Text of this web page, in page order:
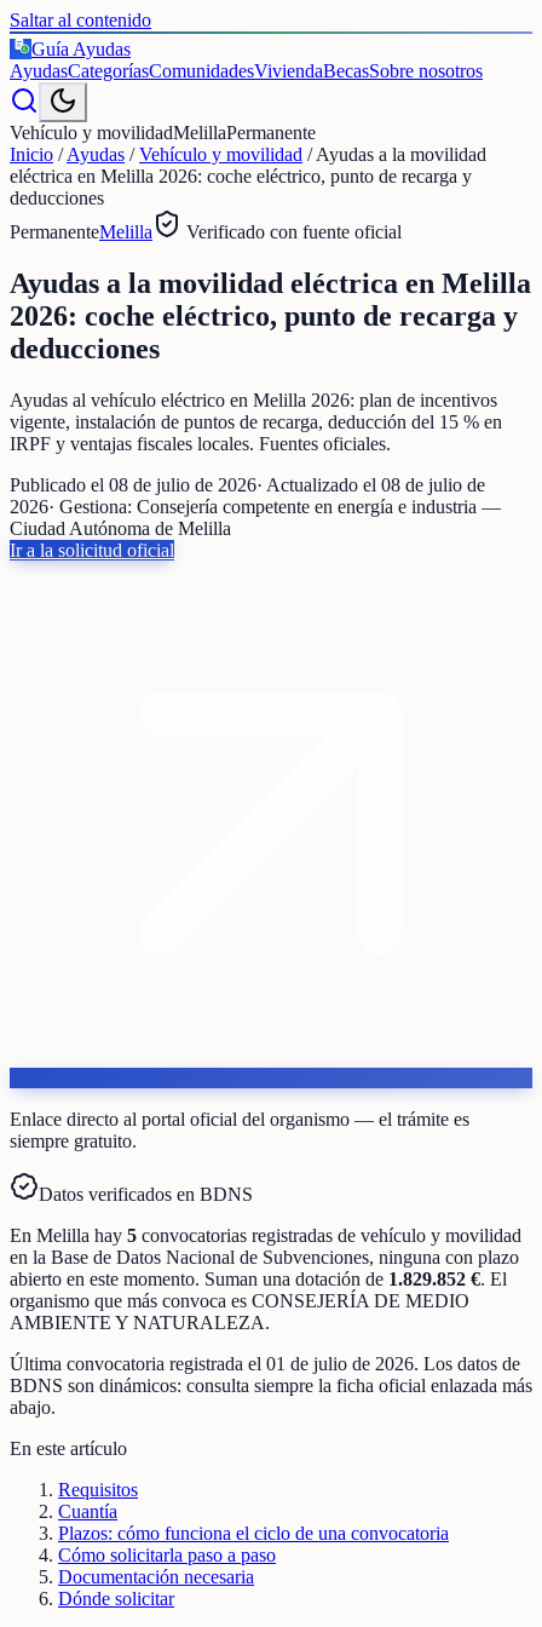
Saltar al contenido
€
Guía Ayudas
AyudasCategoríasComunidadesViviendaBecasSobre nosotros
Vehículo y movilidadMelillaPermanente
Inicio /Ayudas /Vehículo y movilidad /Ayudas a la movilidad
eléctrica en Melilla 2026: coche eléctrico, punto de recarga y
deducciones
PermanenteMelilla Verificado con fuente oficial
Ayudas a la movilidad eléctrica en Melilla
2026: coche eléctrico, punto de recarga y
deducciones
Ayudas al vehículo eléctrico en Melilla 2026: plan de incentivos
vigente, instalación de puntos de recarga, deducción del 15 % en
IRPF y ventajas fiscales locales. Fuentes oficiales.
Publicado el 08 de julio de 2026· Actualizado el 08 de julio de
2026· Gestiona: Consejería competente en energía e industria —
Ciudad Autónoma de Melilla
Ir a la solicitud oficial
Enlace directo al portal oficial del organismo — el trámite es
siempre gratuito.
Datos verificados en BDNS
En Melilla hay 5 convocatorias registradas de vehículo y movilidad
en la Base de Datos Nacional de Subvenciones, ninguna con plazo
abierto en este momento. Suman una dotación de 1.829.852 €. El
organismo que más convoca es CONSEJERÍA DE MEDIO
AMBIENTE Y NATURALEZA.
Última convocatoria registrada el 01 de julio de 2026. Los datos de
BDNS son dinámicos: consulta siempre la ficha oficial enlazada más
abajo.
En este artículo
Requisitos
Cuantía
Plazos: cómo funciona el ciclo de una convocatoria
Cómo solicitarla paso a paso
Documentación necesaria
Dónde solicitar